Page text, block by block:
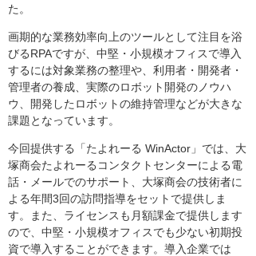
た。
画期的な業務効率向上のツールとして注目を浴
びるRPAですが、中堅・小規模オフィスで導入
するには対象業務の整理や、利用者・開発者・
管理者の養成、実際のロボット開発のノウハ
ウ、開発したロボットの維持管理などが大きな
課題となっています。
今回提供する「たよれーる WinActor」では、大
塚商会たよれーるコンタクトセンターによる電
話・メールでのサポート、大塚商会の技術者に
よる年間3回の訪問指導をセットで提供しま
す。また、ライセンスも月額課金で提供します
ので、中堅・小規模オフィスでも少ない初期投
資で導入することができます。導入企業では